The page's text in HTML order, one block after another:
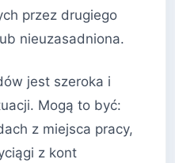
przez drugiego
nieuzasadniona.
jest szeroka i
Mogą to być:
z miejsca pracy,
z kont